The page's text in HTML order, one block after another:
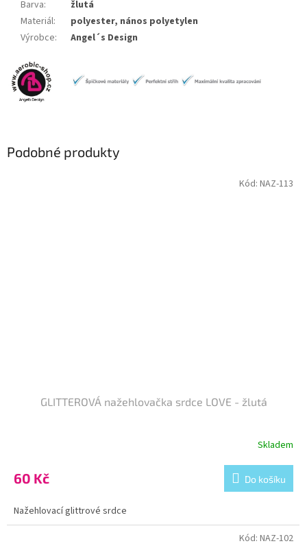
Barva:
žlutá
Materiál:
polyester, nános polyetylen
Výrobce: Angel´s Design
Podobné produkty
GLITTEROVÁ nažehlovačka srdce LOVE - žlutá
Skladem
60 Kč Do košíku
Nažehlovací glittrové srdce
Kód: NAZ-113
Kód: NAZ-102